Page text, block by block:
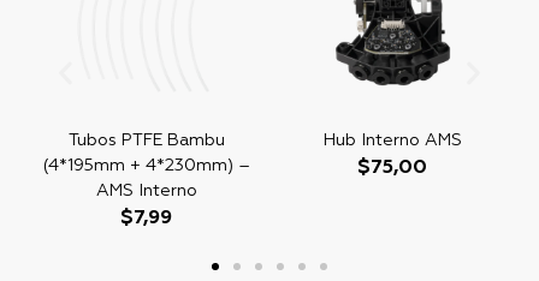
Tubos PTFE Bambu
(4*195mm + 4*230mm) –
AMS Interno
$7,99
Hub Interno AMS
$75,00